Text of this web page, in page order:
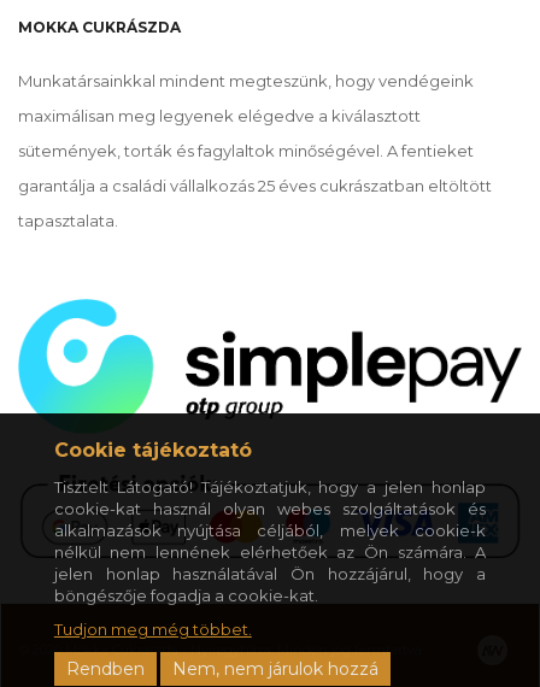
MOKKA CUKRÁSZDA
Munkatársainkkal mindent megteszünk, hogy vendégeink
maximálisan meg legyenek elégedve a kiválasztott
sütemények, torták és fagylaltok minőségével. A fentieket
garantálja a családi vállalkozás 25 éves cukrászatban eltöltött
tapasztalata.
© 2020 Mokka Cukrászda - Nyíregyháza. Minden jog fenntartva.
Cookie tájékoztató
Tisztelt Látogató! Tájékoztatjuk, hogy a jelen honlap
cookie-kat használ olyan webes szolgáltatások és
alkalmazások nyújtása céljából, melyek cookie-k
nélkül nem lennének elérhetőek az Ön számára. A
jelen honlap használatával Ön hozzájárul, hogy a
böngészője fogadja a cookie-kat.
Tudjon meg még többet.
Rendben Nem, nem járulok hozzá